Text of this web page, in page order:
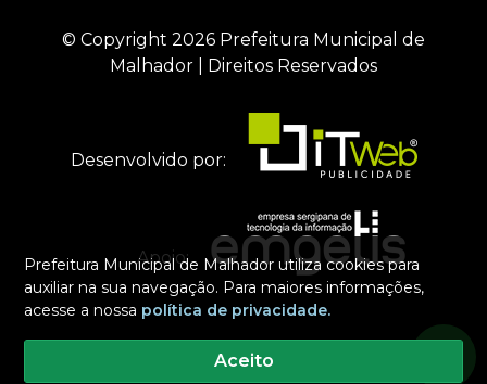
Prefeitura Municipal de Malhador utiliza cookies para
auxiliar na sua navegação. Para maiores informações,
acesse a nossa política de privacidade.
Aceito
© Copyright 2026 Prefeitura Municipal de
Malhador | Direitos Reservados
Desenvolvido por:
Apoio: